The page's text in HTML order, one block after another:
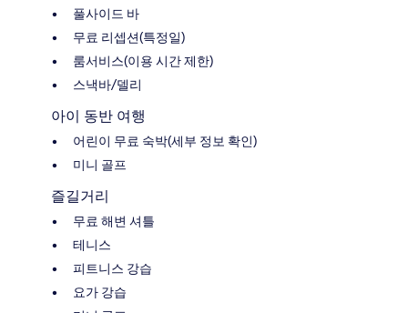
풀사이드 바
무료 리셉션(특정일)
룸서비스(이용 시간 제한)
스낵바/델리
아이 동반 여행
어린이 무료 숙박(세부 정보 확인)
미니 골프
즐길거리
무료 해변 셔틀
테니스
피트니스 강습
요가 강습